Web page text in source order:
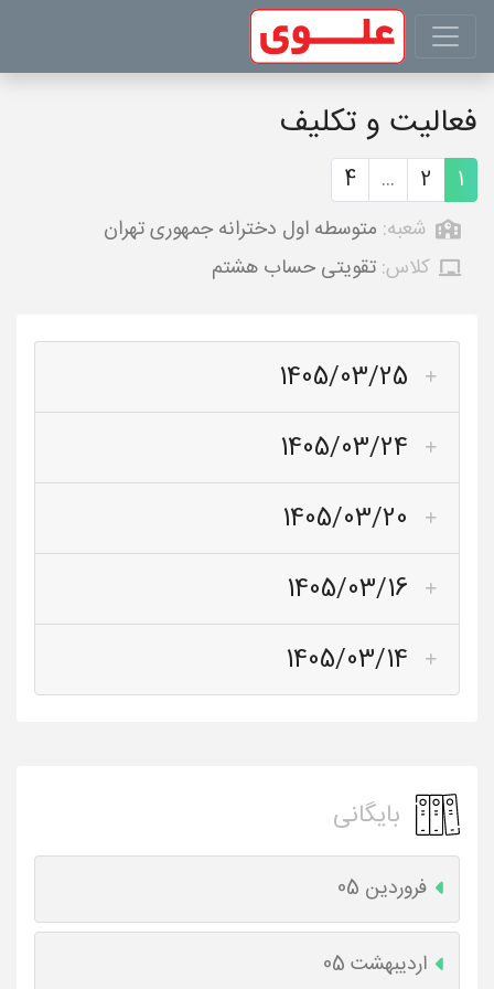
فعالیت و تکلیف
1
2
...
4
شعبه: متوسطه اول دخترانه جمهوری تهران
کلاس: تقویتی حساب هشتم
1405/03/25
1405/03/24
1405/03/20
1405/03/16
1405/03/14
بایگانی
فروردین 05
اردیبهشت 05